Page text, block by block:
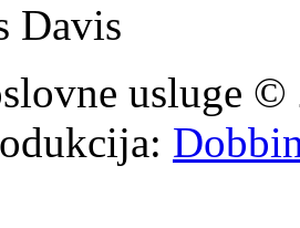
Davis
usluge